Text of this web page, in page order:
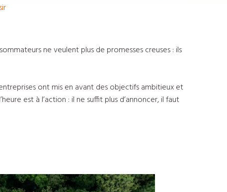
ne veulent plus de promesses creuses : ils
ont mis en avant des objectifs ambitieux et
est à l’action : il ne suffit plus d’annoncer, il faut